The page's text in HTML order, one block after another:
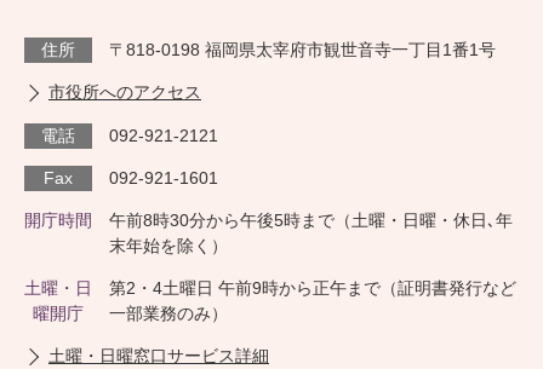
住所 〒818-0198 福岡県太宰府市観世音寺一丁目1番1号
市役所へのアクセス
電話 092-921-2121
Fax 092-921-1601
開庁時間
午前8時30分から午後5時まで（土曜・日曜・休日､年
末年始を除く）
土曜・日
曜開庁
第2・4土曜日 午前9時から正午まで（証明書発行など
一部業務のみ）
土曜・日曜窓口サービス詳細